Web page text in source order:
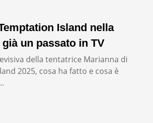
Island nella
un passato in TV
della tentatrice Marianna di
2025, cosa ha fatto e cosa è